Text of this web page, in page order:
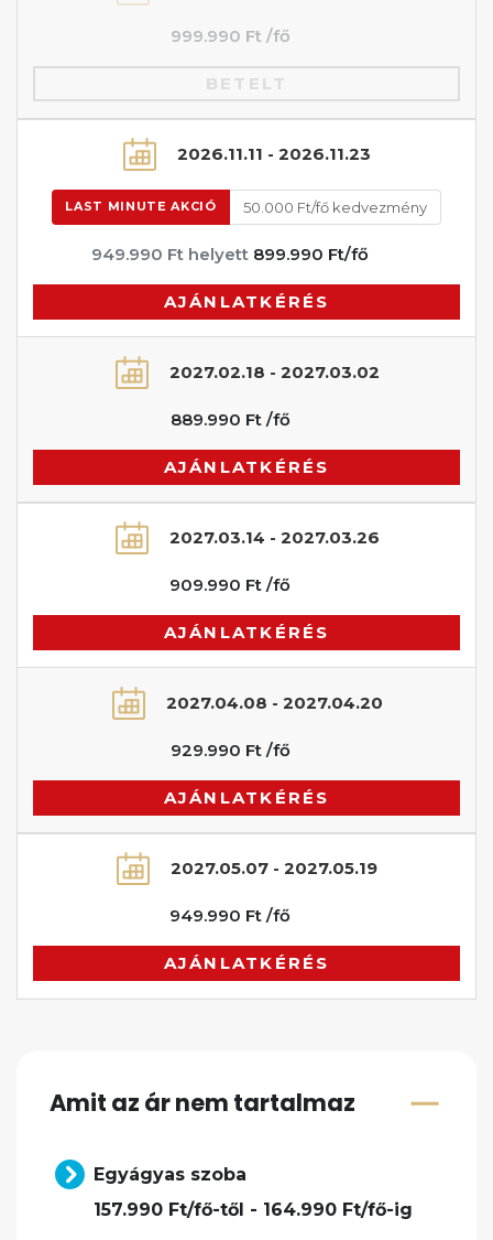
999.990 Ft /fő
BETELT
2026.11.11 - 2026.11.23
LAST MINUTE AKCIÓ 50.000 Ft/fő kedvezmény
949.990 Ft helyett 899.990 Ft/fő
AJÁNLATKÉRÉS
2027.02.18 - 2027.03.02
889.990 Ft /fő
AJÁNLATKÉRÉS
2027.03.14 - 2027.03.26
909.990 Ft /fő
AJÁNLATKÉRÉS
2027.04.08 - 2027.04.20
929.990 Ft /fő
AJÁNLATKÉRÉS
2027.05.07 - 2027.05.19
949.990 Ft /fő
AJÁNLATKÉRÉS
Amit az ár nem tartalmaz
Egyágyas szoba
157.990 Ft/fő-től - 164.990 Ft/fő-ig